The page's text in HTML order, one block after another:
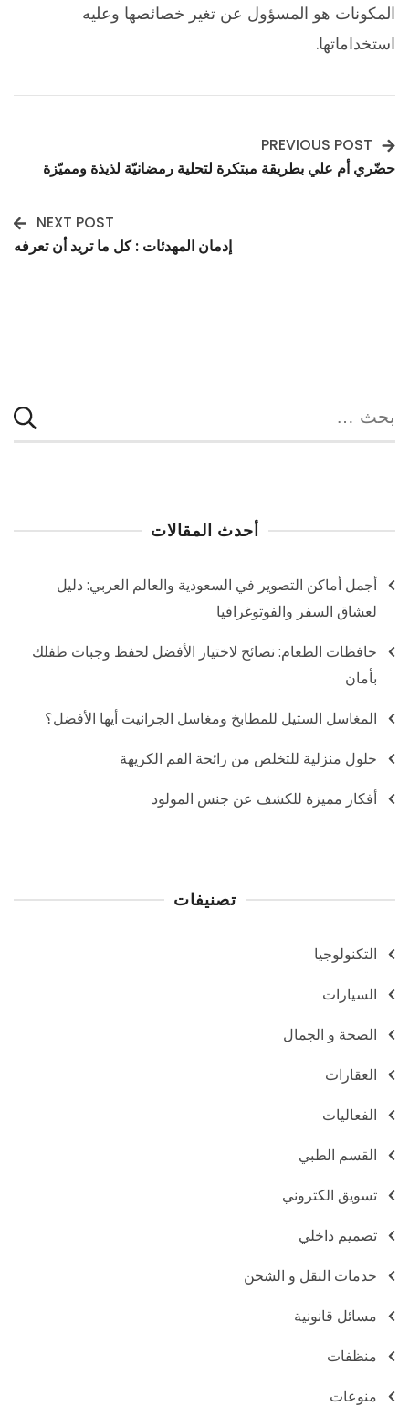
المكونات هو المسؤول عن تغير خصائصها وعليه
استخداماتها.
Post
PREVIOUS POST
حضّري أم علي بطريقة مبتكرة لتحلية رمضانيّة لذيذة ومميّزة
NEXT POST
إدمان المهدئات : كل ما تريد أن تعرفه
البحث
عن:
أحدث المقالات
أجمل أماكن التصوير في السعودية والعالم العربي: دليل
لعشاق السفر والفوتوغرافيا
حافظات الطعام: نصائح لاختيار الأفضل لحفظ وجبات طفلك
بأمان
المغاسل الستيل للمطابخ ومغاسل الجرانيت أيها الأفضل؟
حلول منزلية للتخلص من رائحة الفم الكريهة
أفكار مميزة للكشف عن جنس المولود
تصنيفات
التكنولوجيا
السيارات
الصحة و الجمال
العقارات
الفعاليات
القسم الطبي
تسويق الكتروني
تصميم داخلي
خدمات النقل و الشحن
مسائل قانونية
منظفات
منوعات